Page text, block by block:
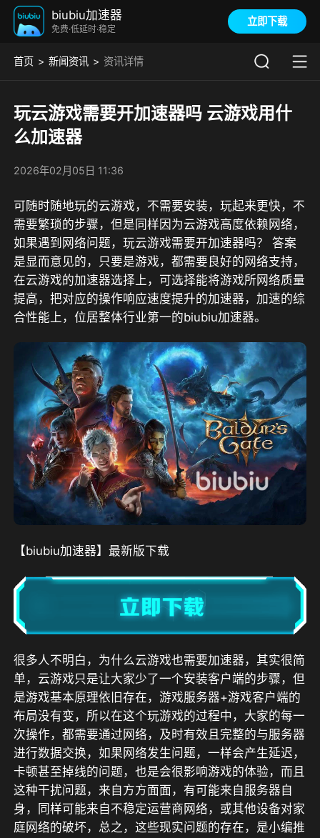
biubiu加速器
免费·低延时·稳定
立即下载
首页 新闻资讯 资讯详情
玩云游戏需要开加速器吗 云游戏用什
么加速器
2026年02月05日 11:36
可随时随地玩的云游戏，不需要安装，玩起来更快，不
需要繁琐的步骤，但是同样因为云游戏高度依赖网络，
如果遇到网络问题，玩云游戏需要开加速器吗？ 答案
是显而意见的，只要是游戏，都需要良好的网络支持，
在云游戏的加速器选择上，可选择能将游戏所网络质量
提高，把对应的操作响应速度提升的加速器，加速的综
合性能上，位居整体行业第一的biubiu加速器。
【biubiu加速器】最新版下载
很多人不明白，为什么云游戏也需要加速器，其实很简
单，云游戏只是让大家少了一个安装客户端的步骤，但
是游戏基本原理依旧存在，游戏服务器+游戏客户端的
布局没有变，所以在这个玩游戏的过程中，大家的每一
次操作，都需要通过网络，及时有效且完整的与服务器
进行数据交换，如果网络发生问题，一样会产生延迟，
卡顿甚至掉线的问题，也是会很影响游戏的体验，而且
这种干扰问题，来自方方面面，有可能来自服务器自
身，同样可能来自不稳定运营商网络，或其他设备对家
庭网络的破坏，总之，这些现实问题的存在，是小编推